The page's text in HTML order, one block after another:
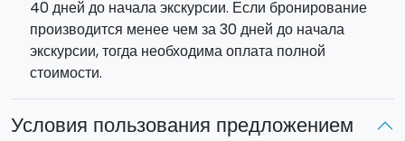
40 дней до начала экскурсии. Если бронирование
производится менее чем за 30 дней до начала
экскурсии, тогда необходима оплата полной
стоимости.
Условия пользования предложением